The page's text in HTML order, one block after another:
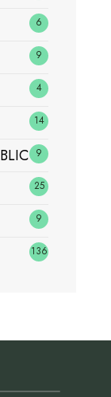
6
9
4
14
9
25
9
136